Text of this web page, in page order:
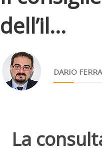
dell’il...
DARIO
La